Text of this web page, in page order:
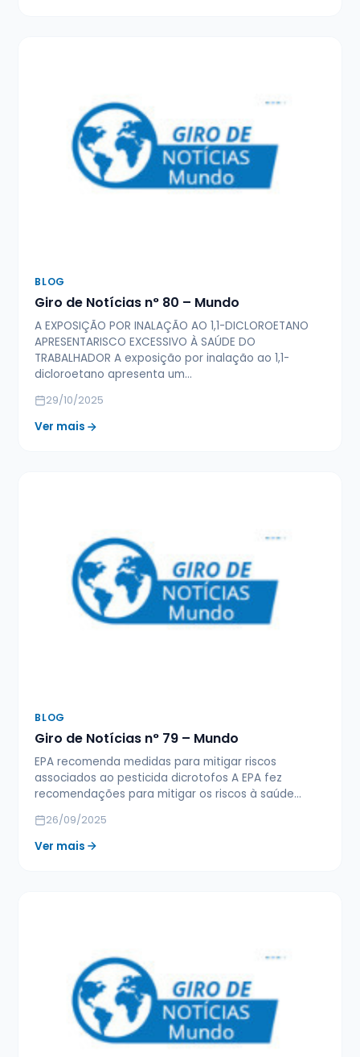
BLOG
Giro de Notícias n° 80 – Mundo
A EXPOSIÇÃO POR INALAÇÃO AO 1,1-DICLOROETANO
APRESENTARISCO EXCESSIVO À SAÚDE DO
TRABALHADOR A exposição por inalação ao 1,1-
dicloroetano apresenta um…
29/10/2025
Ver mais
BLOG
Giro de Notícias n° 79 – Mundo
EPA recomenda medidas para mitigar riscos
associados ao pesticida dicrotofos A EPA fez
recomendações para mitigar os riscos à saúde…
26/09/2025
Ver mais